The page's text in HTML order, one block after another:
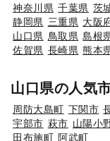
神奈川県 千葉県 茨
静岡県 三重県 大阪
山口県 鳥取県 島根
佐賀県 長崎県 熊本
山口県の人気
周防大島町 下関市
宇部市 萩市 山陽小
田布施町 阿武町